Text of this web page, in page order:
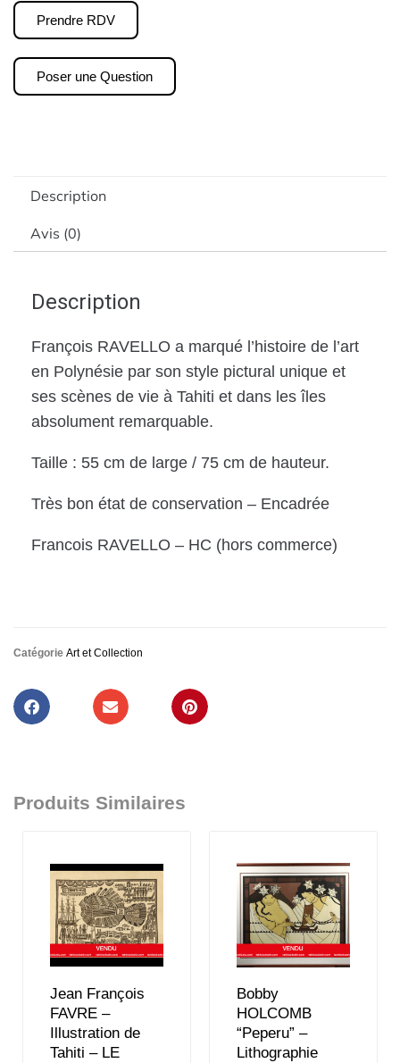
Prendre RDV
Poser une Question
Description
Avis (0)
Description
François RAVELLO a marqué l’histoire de l’art
en Polynésie par son style pictural unique et
ses scènes de vie à Tahiti et dans les îles
absolument remarquable.
Taille : 55 cm de large / 75 cm de hauteur.
Très bon état de conservation – Encadrée
Francois RAVELLO – HC (hors commerce)
Catégorie Art et Collection
Produits Similaires
Jean François
FAVRE –
Illustration de
Tahiti – LE
Bobby
HOLCOMB
“Peperu” –
Lithographie